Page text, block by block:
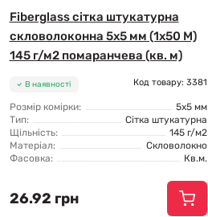
Fiberglass сітка штукатурна
скловолоконна 5x5 мм (1x50 М)
145 г/м2 помаранчева (кв. м)
В наявності Код товару: 3381
Розмір комірки:
5x5 мм
Тип:
Сітка штукатурна
Щільність:
145 г/м2
Матеріал:
Скловолокно
Фасовка:
Кв.м.
26.92 грн